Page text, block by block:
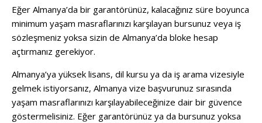
Eğer Almanya’da bir garantörünüz, kalacağınız süre boyunca
minimum yaşam masraflarınızı karşılayan bursunuz veya iş
sözleşmeniz yoksa sizin de Almanya’da bloke hesap
açtırmanız gerekiyor.
Almanya’ya yüksek lisans, dil kursu ya da iş arama vizesiyle
gelmek istiyorsanız, Almanya vize başvurunuz sırasında
yaşam masraflarınızı karşılayabileceğinize dair bir güvence
göstermelisiniz. Eğer garantörünüz ya da bursunuz yoksa